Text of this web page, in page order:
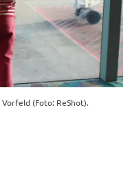
(Foto: ReShot).